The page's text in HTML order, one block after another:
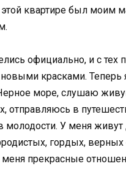
этой квартире был моим
официально, и с тех
новыми красками.
море, слушаю
отправляюсь в
молодости. У меня
гордых, верных
прекрасные